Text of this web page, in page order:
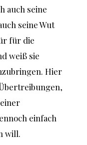
auch seine
seine Wut
für die
weiß sie
Hier
einfach
will.